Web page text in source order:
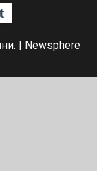
| Newsphere